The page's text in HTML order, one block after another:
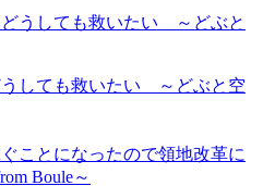
しても救いたい ～どぶと空